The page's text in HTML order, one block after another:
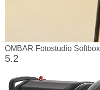
OMBAR Fotostudio